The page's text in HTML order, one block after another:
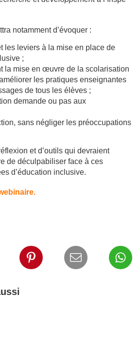
notamment d’évoquer :
les leviers à la mise en place de
;
la mise en œuvre de la scolarisation
les pratiques enseignantes
de tous les élèves ;
demande ou pas aux
sans négliger les préoccupations
et d’outils qui devraient
de déculpabiliser face à ces
d’éducation inclusive.